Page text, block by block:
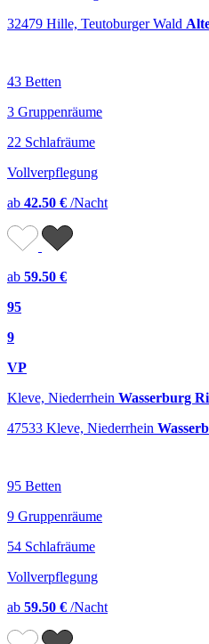
32479 Hille, Teutoburger Wald
43 Betten
3 Gruppenräume
22 Schlafräume
Vollverpflegung
ab 42.50 € /Nacht
ab 59.50 €
95
9
VP
Kleve, Niederrhein Wasserburg
47533 Kleve, Niederrhein
95 Betten
9 Gruppenräume
54 Schlafräume
Vollverpflegung
ab 59.50 € /Nacht